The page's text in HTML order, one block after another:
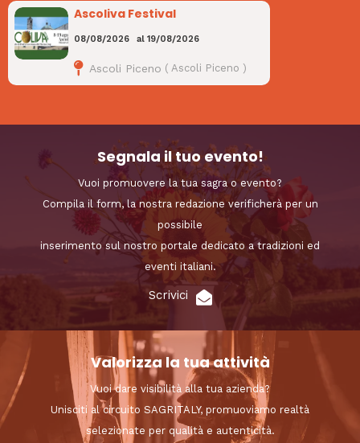
Ascoliva Festival
08/08/2026 al 19/08/2026
Ascoli Piceno ( Ascoli Piceno )
Segnala il tuo evento!
Vuoi promuovere la tua sagra o evento?
Compila il form, la nostra redazione verificherà per un
possibile
inserimento sul nostro portale dedicato a tradizioni ed
eventi italiani.
Scrivici
Valorizza la tua attività
Vuoi dare visibilità alla tua azienda?
Unisciti al circuito SAGRITALY, promuoviamo realtà
selezionate per qualità e autenticità.